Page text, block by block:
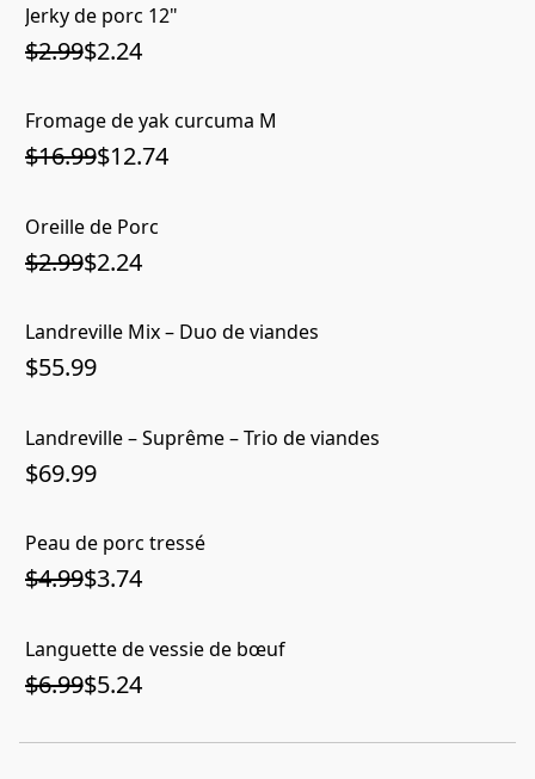
Jerky de porc 12"
$2.99$2.24
Fromage de yak curcuma M
$16.99$12.74
Oreille de Porc
$2.99$2.24
Landreville Mix – Duo de viandes
$55.99
Landreville – Suprême – Trio de viandes
$69.99
Peau de porc tressé
$4.99$3.74
Languette de vessie de bœuf
$6.99$5.24